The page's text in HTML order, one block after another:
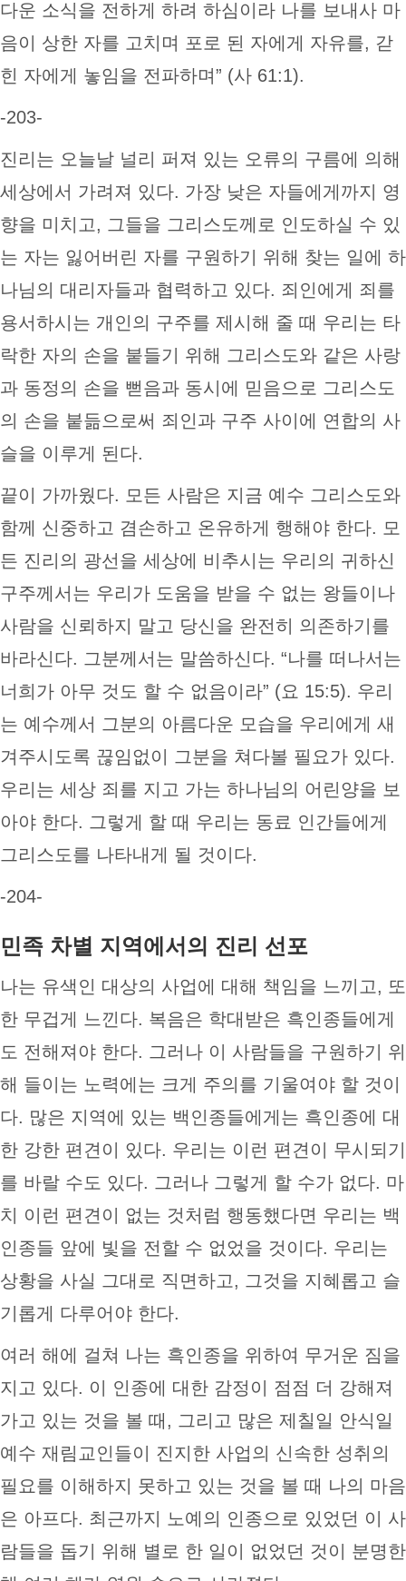
다운 소식을 전하게 하려 하심이라 나를 보내사 마
음이 상한 자를 고치며 포로 된 자에게 자유를, 갇
힌 자에게 놓임을 전파하며” (사 61:1).
-203-
진리는 오늘날 널리 퍼져 있는 오류의 구름에 의해
세상에서 가려져 있다. 가장 낮은 자들에게까지 영
향을 미치고, 그들을 그리스도께로 인도하실 수 있
는 자는 잃어버린 자를 구원하기 위해 찾는 일에 하
나님의 대리자들과 협력하고 있다. 죄인에게 죄를
용서하시는 개인의 구주를 제시해 줄 때 우리는 타
락한 자의 손을 붙들기 위해 그리스도와 같은 사랑
과 동정의 손을 뻗음과 동시에 믿음으로 그리스도
의 손을 붙듦으로써 죄인과 구주 사이에 연합의 사
슬을 이루게 된다.
끝이 가까웠다. 모든 사람은 지금 예수 그리스도와
함께 신중하고 겸손하고 온유하게 행해야 한다. 모
든 진리의 광선을 세상에 비추시는 우리의 귀하신
구주께서는 우리가 도움을 받을 수 없는 왕들이나
사람을 신뢰하지 말고 당신을 완전히 의존하기를
바라신다. 그분께서는 말씀하신다. “나를 떠나서는
너희가 아무 것도 할 수 없음이라” (요 15:5). 우리
는 예수께서 그분의 아름다운 모습을 우리에게 새
겨주시도록 끊임없이 그분을 쳐다볼 필요가 있다.
우리는 세상 죄를 지고 가는 하나님의 어린양을 보
아야 한다. 그렇게 할 때 우리는 동료 인간들에게
그리스도를 나타내게 될 것이다.
-204-
민족 차별 지역에서의 진리 선포
나는 유색인 대상의 사업에 대해 책임을 느끼고, 또
한 무겁게 느낀다. 복음은 학대받은 흑인종들에게
도 전해져야 한다. 그러나 이 사람들을 구원하기 위
해 들이는 노력에는 크게 주의를 기울여야 할 것이
다. 많은 지역에 있는 백인종들에게는 흑인종에 대
한 강한 편견이 있다. 우리는 이런 편견이 무시되기
를 바랄 수도 있다. 그러나 그렇게 할 수가 없다. 마
치 이런 편견이 없는 것처럼 행동했다면 우리는 백
인종들 앞에 빛을 전할 수 없었을 것이다. 우리는
상황을 사실 그대로 직면하고, 그것을 지혜롭고 슬
기롭게 다루어야 한다.
여러 해에 걸쳐 나는 흑인종을 위하여 무거운 짐을
지고 있다. 이 인종에 대한 감정이 점점 더 강해져
가고 있는 것을 볼 때, 그리고 많은 제칠일 안식일
예수 재림교인들이 진지한 사업의 신속한 성취의
필요를 이해하지 못하고 있는 것을 볼 때 나의 마음
은 아프다. 최근까지 노예의 인종으로 있었던 이 사
람들을 돕기 위해 별로 한 일이 없었던 것이 분명한